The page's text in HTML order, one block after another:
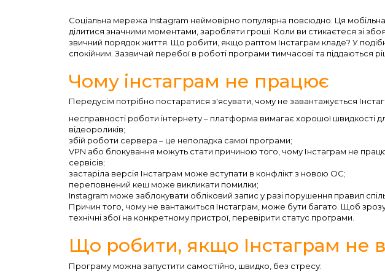
Соціальна мережа Instagram неймовірно популярна повсюдно. Ця
ділитися значними моментами, заробляти гроші. Коли ви стикаєтеся зі
звичний порядок життя. Що робити, якщо раптом Інстаграм кладе? У
спокійним. Зазвичай перебої в роботі програми тимчасові та піддаються
Чому інстаграм не працює
Передусім потрібно постаратися з'ясувати, чому не завантажується
несправності роботи інтернету – платформа вимагає хорошої швидкості
відеороликів;
збій роботи сервера – це неполадка самої програми;
VPN або блокування можуть стати причиною того, чому Інстаграм не
сервісів;
застаріла версія Інстаграм може вступати в конфлікт з новою ОС;
переповнений кеш може викликати помилки;
Instagram може заблокувати обліковий запис у разі порушення правил
Причин того, чому не вантажиться Інстаграм, може бути багато. Щоб
технічні збої на конкретному пристрої, перевірити статус програми.
Що робити, якщо Інстаграм не
Програму можна запустити самостійно, швидко, без стресу: